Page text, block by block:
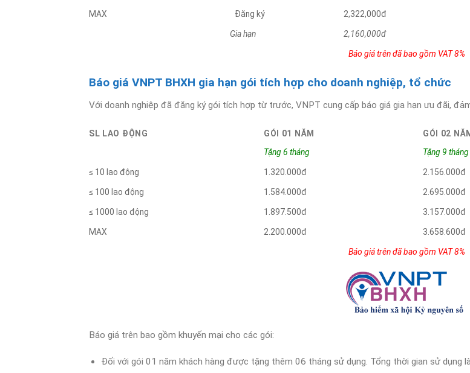
MAX Đăng ký 2,322,000đ
Gia hạn 2,160,000đ
Báo giá trên đã bao gồm VAT 8%
Báo giá VNPT BHXH gia hạn gói tích hợp cho doanh nghiệp, tổ chức
Với doanh nghiệp đã đăng ký gói tích hợp từ trước, VNPT cung cấp báo giá gia hạn ưu đãi,
SL LAO ĐỘNG GÓI 01 NĂM GÓI 02
Tặng 6 tháng
Tặng 9 tháng
≤ 10 lao động 1.320.000đ 2.156.000đ
≤ 100 lao động 1.584.000đ 2.695.000đ
≤ 1000 lao động 1.897.500đ 3.157.000đ
MAX 2.200.000đ 3.658.600đ
Báo giá trên đã bao gồm VAT 8%
Báo giá trên bao gồm khuyến mại cho các gói:
Đối với gói 01 năm khách hàng được tặng thêm 06 tháng sử dụng. Tổng thời gian sử dụng